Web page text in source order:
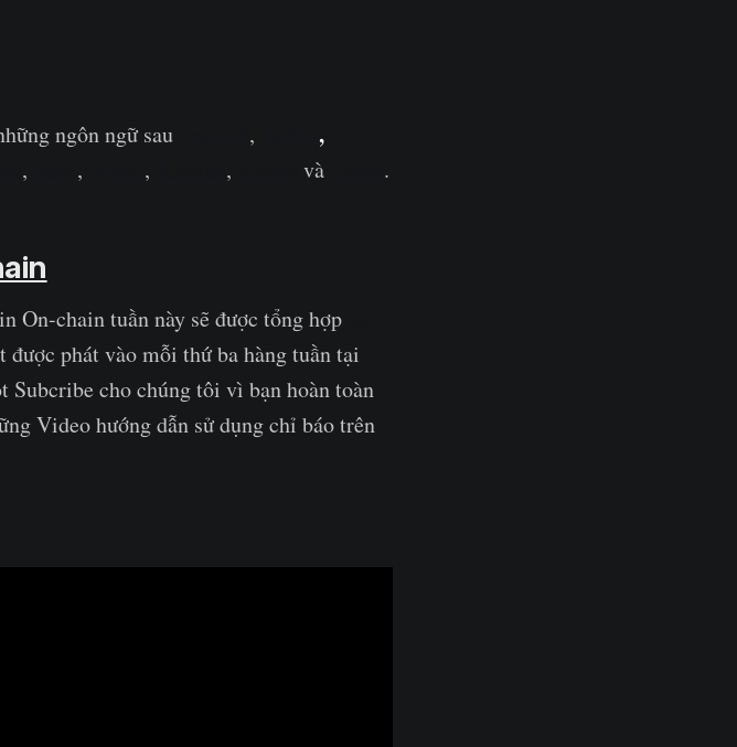
ngôn ngữ sau , ,
, , , , và .
On-chain tuần này sẽ được tổng hợp
phát vào mỗi thứ ba hàng tuần tại
Subcribe cho chúng tôi vì bạn hoàn toàn
Video hướng dẫn sử dụng chỉ báo trên